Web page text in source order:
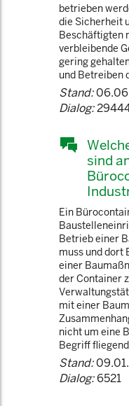
betrieben
die Sicherheit
Beschäftigten
verbleibende
gering
und Betreiben
Stand:
Dialog:
sind
Ein
Betrieb einer
muss und dort
einer
der Container
mit einer
nicht um eine
Begriff
Stand:
Dialog:6521